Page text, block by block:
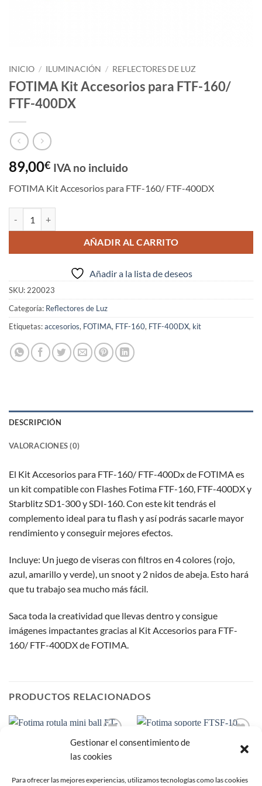
Gestionar el consentimiento de
las cookies
Para ofrecer las mejores experiencias, utilizamos tecnologías como las cookies
INICIO / ILUMINACIÓN / REFLECTORES DE LUZ
FOTIMA Kit Accesorios para FTF-160/
FTF-400DX
89,00€ IVA no incluido
FOTIMA Kit Accesorios para FTF-160/ FTF-400DX
AÑADIR AL CARRITO
Añadir a la lista de deseos
SKU: 220023
Categoría: Reflectores de Luz
Etiquetas:accesorios, FOTIMA, FTF-160, FTF-400DX, kit
DESCRIPCIÓN
VALORACIONES (0)
El Kit Accesorios para FTF-160/ FTF-400Dx de FOTIMA es
un kit compatible con Flashes Fotima FTF-160, FTF-400DX y
Starblitz SD1-300 y SDI-160. Con este kit tendrás el
complemento ideal para tu flash y así podrás sacarle mayor
rendimiento y conseguir mejores efectos.
Incluye: Un juego de viseras con filtros en 4 colores (rojo,
azul, amarillo y verde), un snoot y 2 nidos de abeja. Esto hará
que tu trabajo sea mucho más fácil.
Saca toda la creatividad que llevas dentro y consigue
imágenes impactantes gracias al Kit Accesorios para FTF-
160/ FTF-400DX de FOTIMA.
PRODUCTOS RELACIONADOS
Añadir
lista de
Añadir
a la